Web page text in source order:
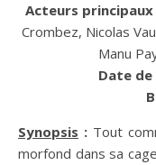
Acteurs principaux
Crombez, Nicolas
Manu
Date
Synopsis : Tout
morfond dans sa